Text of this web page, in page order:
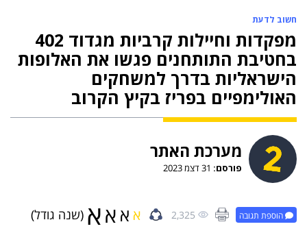
חשוב לדעת
מפקדות וחיילות קרביות מגדוד 402
בחטיבת התותחנים פגשו את האלופות
הישראליות בדרך למשחקים
האולימפיים בפריז בקיץ הקרוב
מערכת האתר
פורסם:
הוספת תגובה 2,325 א א אא (שנה גודל)